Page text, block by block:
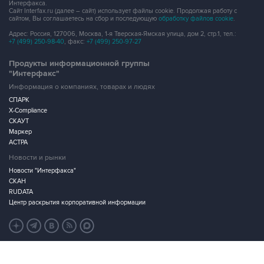
Интерфакса.
Сайт Interfax.ru (далее – сайт) использует файлы cookie. Продолжая работу с
сайтом, Вы соглашаетесь на сбор и последующую обработку файлов cookie.
Адрес: Россия, 127006, Москва, 1-я Тверская-Ямская улица, дом 2, стр.1, тел.:
+7 (499) 250-98-40, факс: +7 (499) 250-97-27
Продукты информационной группы
"Интерфакс"
Информация о компаниях, товарах и людях
СПАРК
X-Compliance
СКАУТ
Маркер
АСТРА
Новости и рынки
Новости "Интерфакса"
СКАН
RUDATA
Центр раскрытия корпоративной информации